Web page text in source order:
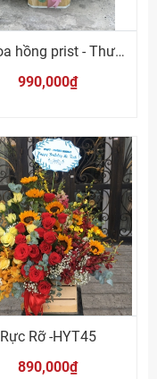
giỏ hoa hồng prist - Thương mình
990,000₫
Rực Rỡ -HYT45
890,000₫